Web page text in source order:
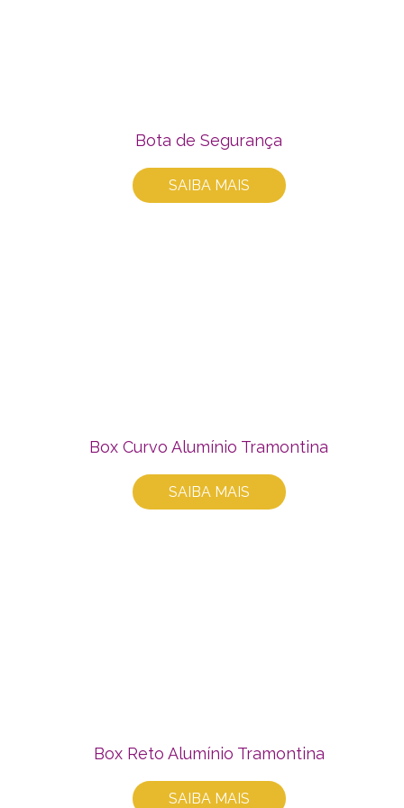
Bota de Segurança
SAIBA MAIS
Box Curvo Alumínio Tramontina
SAIBA MAIS
Box Reto Alumínio Tramontina
SAIBA MAIS